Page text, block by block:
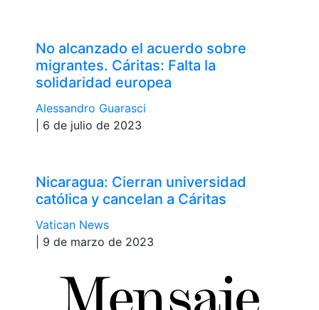
No alcanzado el acuerdo sobre
migrantes. Cáritas: Falta la
solidaridad europea
Alessandro Guarasci
| 6 de julio de 2023
Nicaragua: Cierran universidad
católica y cancelan a Cáritas
Vatican News
| 9 de marzo de 2023